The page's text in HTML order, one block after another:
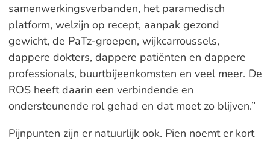
samenwerkingsverbanden, het paramedisch
platform, welzijn op recept, aanpak gezond
gewicht, de PaTz-groepen, wijkcarroussels,
dappere dokters, dappere patiënten en dappere
professionals, buurtbijeenkomsten en veel meer. De
ROS heeft daarin een verbindende en
ondersteunende rol gehad en dat moet zo blijven.”
Pijnpunten zijn er natuurlijk ook. Pien noemt er kort